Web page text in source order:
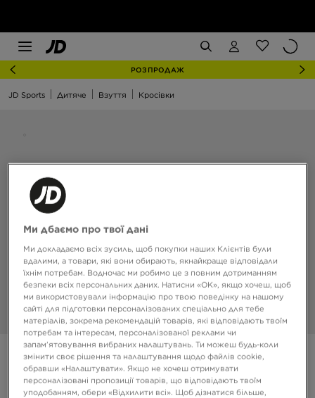
РОЗПРОДАЖ
JD Sports Дитяче Взуття Кросівки
ADIDAS SUPERSTAR II CF I
3199 ГРН
Ми дбаємо про твої дані
Ми докладаємо всіх зусиль, щоб покупки наших Клієнтів були
вдалими, а товари, які вони обирають, якнайкраще відповідали
їхнім потребам. Водночас ми робимо це з повним дотриманням
безпеки всіх персональних даних. Натисни «OK», якщо хочеш, щоб
ми використовували інформацію про твою поведінку на нашому
сайті для підготовки персоналізованих спеціально для тебе
матеріалів, зокрема рекомендацій товарів, які відповідають твоїм
потребам та інтересам, персоналізованої реклами чи
запам’ятовування вибраних налаштувань. Ти можеш будь-коли
змінити своє рішення та налаштування щодо файлів cookie,
обравши «Налаштувати». Якщо не хочеш отримувати
персоналізовані пропозиції товарів, що відповідають твоїм
уподобанням, обери «Відхилити всі». Щоб дізнатися більше,